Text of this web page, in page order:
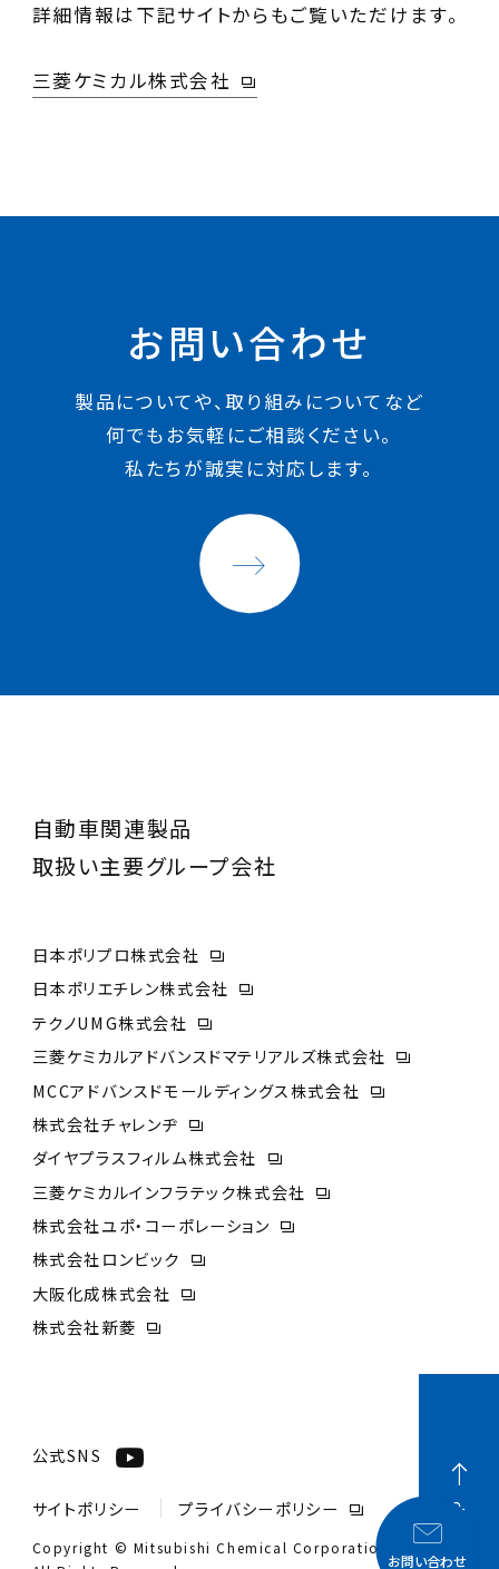
詳細情報は下記サイトからもご覧いただけます。
三菱ケミカル株式会社
お問い合わせ
製品についてや、取り組みについてなど
何でもお気軽にご相談ください。
私たちが誠実に対応します。
お問い合わせ
自動車関連製品
取扱い主要グループ会社
日本ポリプロ株式会社
MCCアドバンスドモールディングス株式会社
三菱ケミカルアドバンスドマテリアルズ株式会社
株式会社チャレンヂ
ダイヤプラスフィルム株式会社
三菱ケミカルインフラテック株式会社
株式会社ユポ・コーポレーション
株式会社ロンビック
大阪化成株式会社
株式会社新菱
テクノUMG株式会社
日本ポリエチレン株式会社
サイトポリシー プライバシーポリシー
Copyright © Mitsubishi Chemical Corporation.
公式SNS
PAGE TOP